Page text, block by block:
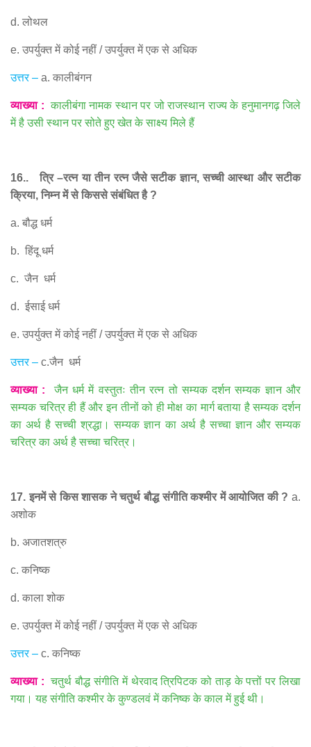
d. लोथल
e. उपर्युक्त में कोई नहीं /उपर्युक्त में एक से अधिक
उत्तर– a. कालीबंगन
व्याख्या: कालीबंगा नामक स्थान पर जो राजस्थान राज्य के हनुमानगढ़ जिले
में है उसी स्थान पर सोते हुए खेत के साक्ष्य मिले हैं
16..त्रि–रत्न या तीन रत्न जैसे सटीक ज्ञान,सच्ची आस्था और सटीक
क्रिया,निम्न में से किससे संबंधित है?
a. बौद्ध धर्म
b. हिंदू धर्म
c. जैन धर्म
d. ईसाई धर्म
e. उपर्युक्त में कोई नहीं /उपर्युक्त में एक से अधिक
उत्तर– c.जैन धर्म
व्याख्या:
जैन धर्म में वस्तुतः तीन रत्न तो सम्यक दर्शन सम्यक ज्ञान और
सम्यक चरित्र ही हैं और इन तीनों को ही मोक्ष का मार्ग बताया है सम्यक दर्शन
का अर्थ है सच्ची श्रद्धा। सम्यक ज्ञान का अर्थ है सच्चा ज्ञान और सम्यक
चरित्र का अर्थ है सच्चा चरित्र।
17.इनमें से किस शासक ने चतुर्थ बौद्ध संगीति कश्मीर में आयोजित की?a.
अशोक
b. अजातशत्रु
c. कनिष्क
d. काला शोक
e. उपर्युक्त में कोई नहीं /उपर्युक्त में एक से अधिक
उत्तर– c. कनिष्क
व्याख्या:
चतुर्थ बौद्ध संगीति में थेरवाद त्रिपिटक को ताड़ के पत्तों पर लिखा
गया। यह संगीति कश्मीर के कुण्डलवं में कनिष्क के काल में हुई थी।